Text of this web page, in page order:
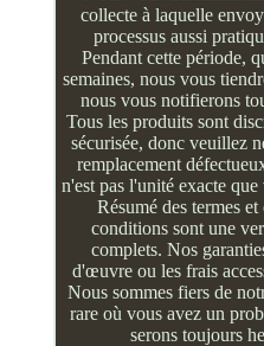
collecte à laquelle
processus aussi
Pendant cette période,
semaines, nous vous
nous vous notifierons
Tous les produits sont
sécurisée, donc veuillez
remplacement
n'est pas l'unité exacte
Résumé des termes
conditions sont une
complets. Nos
d'œuvre ou les frais
Nous sommes fiers de
rare où vous avez un
serons toujours